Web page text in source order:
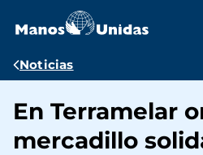
contenido
Ruta
navegación
Noticias
En Terramelar
mercadillo